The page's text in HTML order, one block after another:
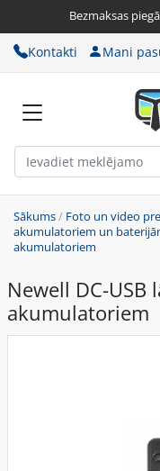
Bezmaksas
Kontakti Mani
Sākums/ Foto un video
akumulatoriem un
akumulatoriem
Newell DC-USB
akumulatoriem